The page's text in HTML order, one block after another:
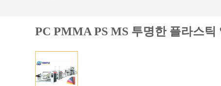
PC PMMA PS MS 투명한 플라스틱